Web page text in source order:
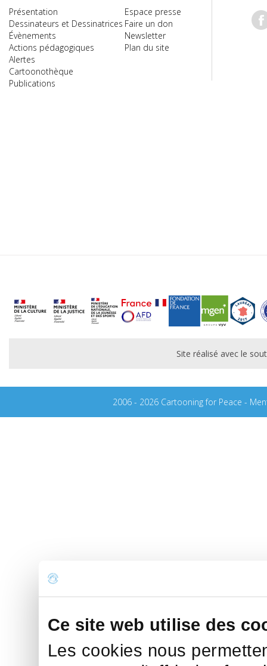
Ce site web utilise des
Les cookies nous
Présentation
Dessinateurs et Dessinatrices
Évènements
Actions pédagogiques
Alertes
Cartoonothèque
Publications
Espace presse
Faire un don
Newsletter
Plan du site
Site réalisé avec le
2006 - 2026 Cartooning for Peace -